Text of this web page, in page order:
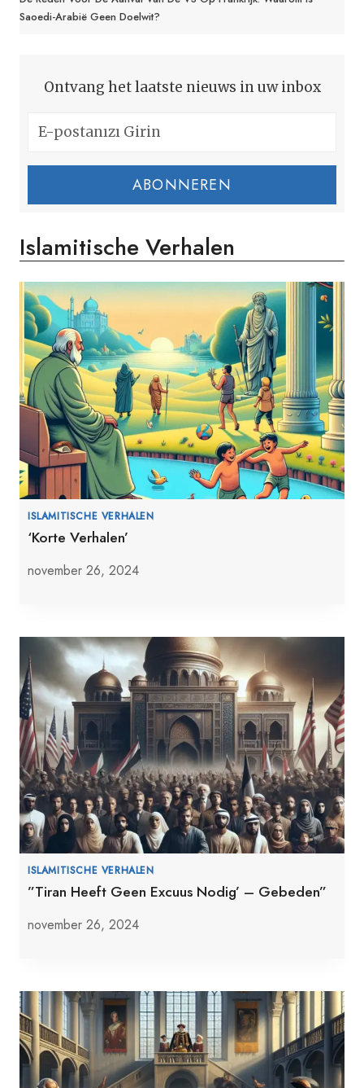
Saoedi-Arabië Geen Doelwit?
Ontvang het laatste nieuws in uw inbox
ABONNEREN
Islamitische Verhalen
ISLAMITISCHE VERHALEN
‘Korte Verhalen’
november 26, 2024
ISLAMITISCHE VERHALEN
”Tiran Heeft Geen Excuus Nodig’ – Gebeden”
november 26, 2024